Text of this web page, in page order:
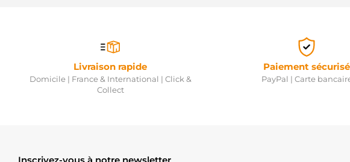
Livraison rapide
Domicile | France & International | Click &
Collect
Paiement sécurisé
PayPal | Carte